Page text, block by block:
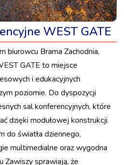
WEST GATE
biurowcu Brama Zachodnia,
GATE to miejsce
i edukacyjnych
poziomie. Do dyspozycji
sal konferencyjnych, które
dzięki modułowej konstrukcji.
do światła dziennego,
multimedialne oraz wygodna
Zawiszy sprawiają, że